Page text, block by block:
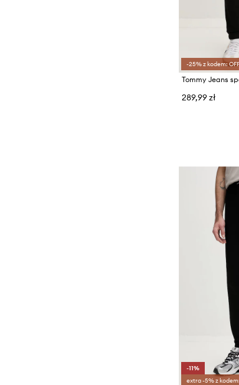
-25% z kodem:
289,99 zł
-11%
extra -5% z